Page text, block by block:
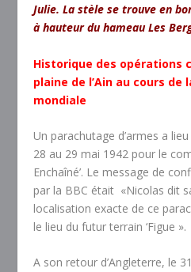
Julie. La stèle se trouve en
à hauteur du hameau Les
Historique des opérations
plaine de l’Ain au cours de
mondiale
Un parachutage d’armes a
28 au 29 mai 1942 pour le
Enchaîné’. Le message de
par la BBC était «Nicolas dit
localisation exacte de ce
le lieu du futur terrain ‘Figue ».
A son retour d’Angleterre, le